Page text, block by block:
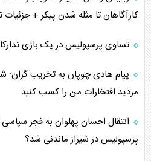
کارآگاهان تا مثله شدن پیکر + جزئیات
تساوی پرسپولیس در یک بازی
پیام هادی چوپان به تخریب گران:
مردید افتخارات من را کسب کنید
انتقال احسان پهلوان به فجر
پرسپولیس در شیراز ماندنی شد؟